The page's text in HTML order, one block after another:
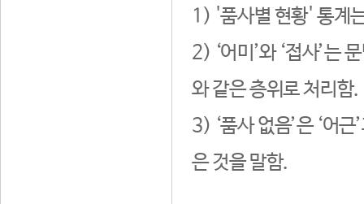
1) '품사별 현황' 통계
2) ‘어미’와 ‘접사’는
와 같은 층위로 처리함.
3) ‘품사 없음’은 ‘어
은 것을 말함.